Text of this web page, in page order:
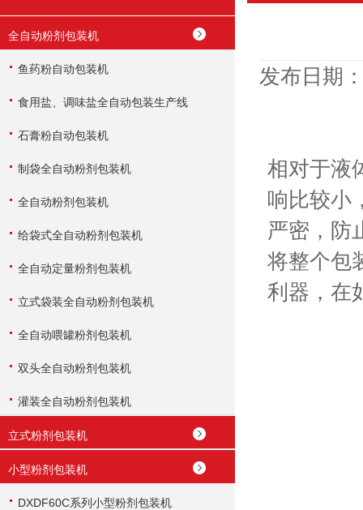
全自动粉剂包装机
鱼药粉自动包装机
食用盐、调味盐全自动包装生产线
石膏粉自动包装机
制袋全自动粉剂包装机
全自动粉剂包装机
给袋式全自动粉剂包装机
全自动定量粉剂包装机
立式袋装全自动粉剂包装机
全自动喂罐粉剂包装机
双头全自动粉剂包装机
灌装全自动粉剂包装机
立式粉剂包装机
小型粉剂包装机
DXDF60C系列小型粉剂包装机
发布日期
相对于液
响比较小
严密，防
将整个包
利器，在